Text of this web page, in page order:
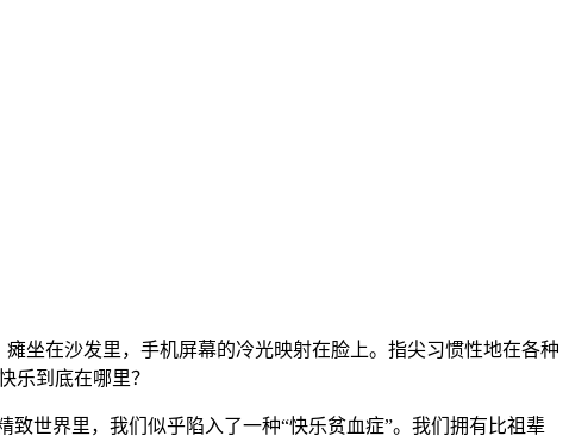
坐在沙发里，手机屏幕的冷光映射在脸上。指尖习惯性地在各种
乐到底在哪里？
致世界里，我们似乎陷入了一种“快乐贫血症”。我们拥有比祖辈